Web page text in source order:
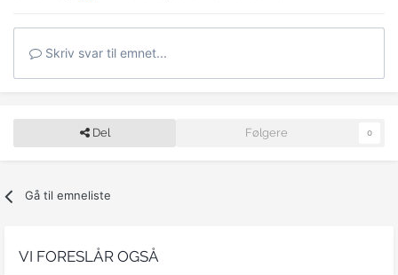
Skriv svar til emnet...
Del Følgere 0
Gå til emneliste
VI FORESLÅR OGSÅ